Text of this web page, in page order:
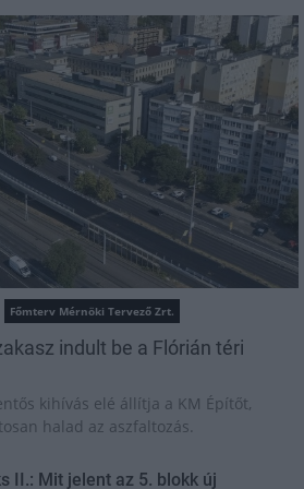
Főmterv Mérnöki Tervező Zrt.
indult be a Flórián téri
kihívás elé állítja a KM Építőt,
halad az aszfaltozás.
II.: Mit jelent az 5. blokk új